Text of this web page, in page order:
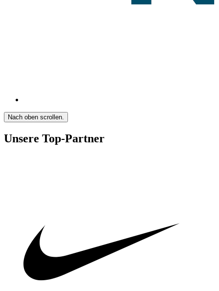
Nach oben scrollen.
Unsere Top-Partner